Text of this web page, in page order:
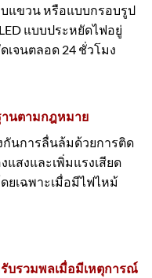
แขวน หรือแบบกรอบรูป
แบบประหยัดไฟอยู่
เจนตลอด 24 ชั่วโมง
นตามกฎหมาย
ารลื่นล้มด้วยการติด
แสงและเพิ่มแรงเสียด
เฉพาะเมื่อมีไฟไหม้
บรวมพลเมื่อมีเหตุการณ์